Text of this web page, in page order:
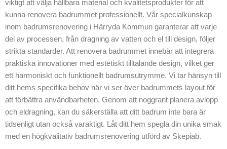
använda
innovativa material
kan vi leverera ett
resultat som både
är praktiskt och
vackert. Vårt team
är alltid här för att
guida dig genom
hela processen.
För att få reda på
mer om hur vi kan
hjälpa dig att få ditt
viktigt att välja hållbara material och kvalitetsprodukter för att
kunna renovera badrummet professionellt. Vår specialkunskap
inom badrumsrenovering i Härryda Kommun garanterar att varje
del av processen, från dragning av vatten och el till design, följer
strikta standarder. Att renovera badrummet innebär att integrera
praktiska innovationer med estetiskt tilltalande design, vilket ger
ett harmoniskt och funktionellt badrumsutrymme. Vi tar hänsyn till
ditt hems specifika behov när vi ser över badrummets layout för
att förbättra användbarheten. Genom att noggrant planera avlopp
och eldragning, kan du säkerställa att ditt badrum inte bara är
tidsenligt utan också varaktigt. Låt ditt hem spegla din unika smak
med en högkvalitativ badrumsrenovering utförd av Skepiab.